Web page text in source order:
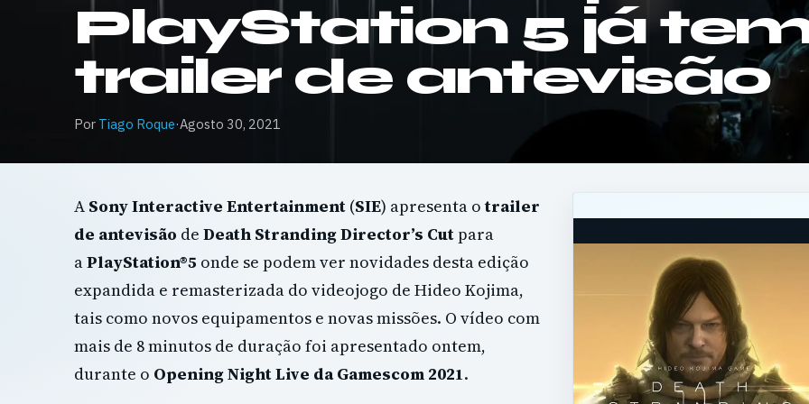
PlayStation 5 já
trailer de antevisão
Por Tiago Roque·Agosto 30, 2021
A Sony Interactive Entertainment (SIE) apresenta otrailer
de antevisão de Death Stranding Director’s Cutpara
aPlayStation®5 onde se podem ver novidades desta edição
expandida e remasterizada do videojogo de Hideo Kojima,
tais como novos equipamentos e novas missões. O vídeo com
mais de 8 minutos de duração foi apresentado ontem,
durante o Opening Night Live da Gamescom 2021.